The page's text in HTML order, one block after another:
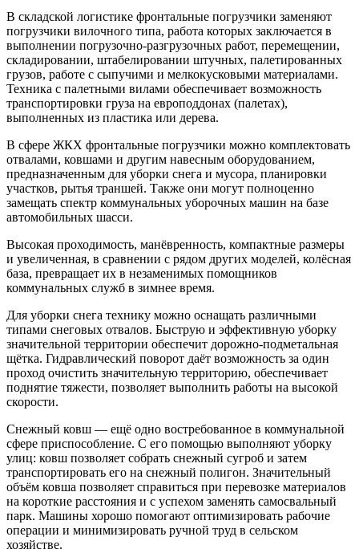
В складской логистике фронтальные погрузчики заменяют
погрузчики вилочного типа, работа которых заключается в
выполнении погрузочно-разгрузочных работ, перемещении,
складировании, штабелировании штучных, палетированных
грузов, работе с сыпучими и мелкокусковыми материалами.
Техника с палетными вилами обеспечивает возможность
транспортировки груза на европоддонах (палетах),
выполненных из пластика или дерева.
В сфере ЖКХ фронтальные погрузчики можно комплектовать
отвалами, ковшами и другим навесным оборудованием,
предназначенным для уборки снега и мусора, планировки
участков, рытья траншей. Также они могут полноценно
замещать спектр коммунальных уборочных машин на базе
автомобильных шасси.
Высокая проходимость, манёвренность, компактные размеры
и увеличенная, в сравнении с рядом других моделей, колёсная
база, превращает их в незаменимых помощников
коммунальных служб в зимнее время.
Для уборки снега технику можно оснащать различными
типами снеговых отвалов. Быструю и эффективную уборку
значительной территории обеспечит дорожно-подметальная
щётка. Гидравлический поворот даёт возможность за один
проход очистить значительную территорию, обеспечивает
поднятие тяжести, позволяет выполнить работы на высокой
скорости.
Снежный ковш — ещё одно востребованное в коммунальной
сфере приспособление. С его помощью выполняют уборку
улиц: ковш позволяет собрать снежный сугроб и затем
транспортировать его на снежный полигон. Значительный
объём ковша позволяет справиться при перевозке материалов
на короткие расстояния и с успехом заменять самосвальный
парк. Машины хорошо помогают оптимизировать рабочие
операции и минимизировать ручной труд в сельском
хозяйстве.